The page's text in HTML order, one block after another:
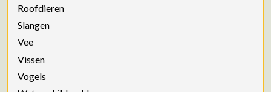
Roofdieren
Slangen
Vee
Vissen
Vogels